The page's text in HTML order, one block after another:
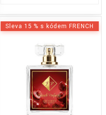
Sleva 15 % s kódem FRENCH